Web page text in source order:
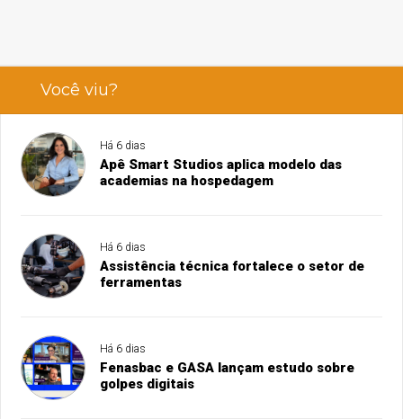
Você viu?
Há 6 dias
Apê Smart Studios aplica modelo das
academias na hospedagem
Há 6 dias
Assistência técnica fortalece o setor de
ferramentas
Há 6 dias
Fenasbac e GASA lançam estudo sobre
golpes digitais